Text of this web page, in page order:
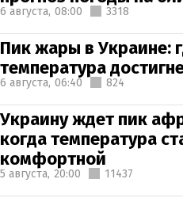
6 августа, 08:00 3318
Пик жары в Украине:
температура
6 августа, 06:40 824
Украину ждет пик
когда температура
комфортной
5 августа, 20:00 11437